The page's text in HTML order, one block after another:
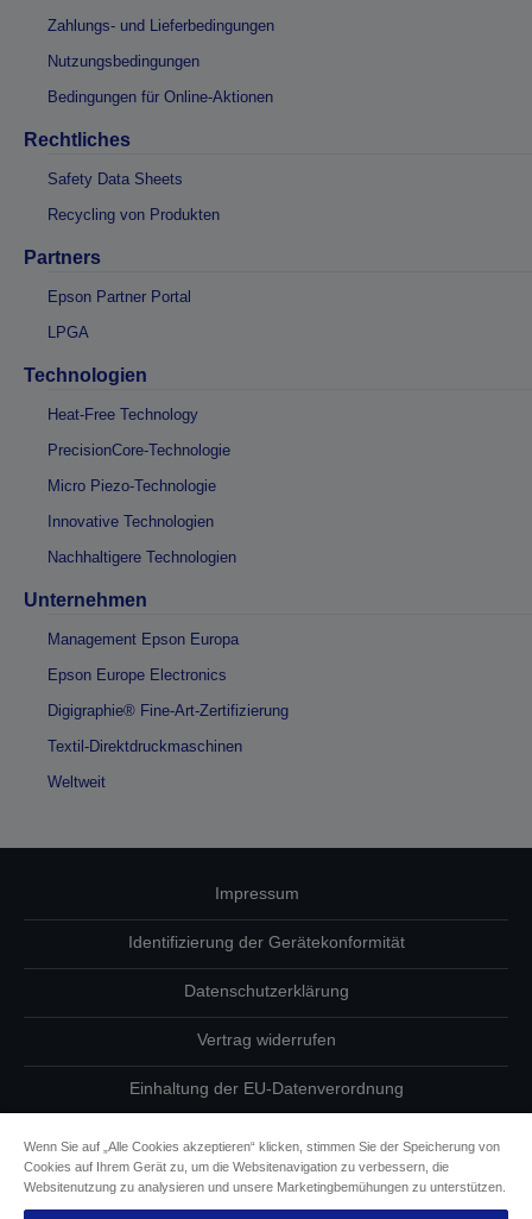
Zahlungs- und Lieferbedingungen
Nutzungsbedingungen
Bedingungen für Online-Aktionen
Rechtliches
Safety Data Sheets
Recycling von Produkten
Partners
Epson Partner Portal
LPGA
Technologien
Heat-Free Technology
PrecisionCore-Technologie
Micro Piezo-Technologie
Innovative Technologien
Nachhaltigere Technologien
Unternehmen
Management Epson Europa
Epson Europe Electronics
Digigraphie® Fine-Art-Zertifizierung
Textil-Direktdruckmaschinen
Weltweit
Impressum
Identifizierung der Gerätekonformität
Datenschutzerklärung
Vertrag widerrufen
Einhaltung der EU-Datenverordnung
Informationen zu Cookies
Wenn Sie auf „Alle Cookies akzeptieren“ klicken, stimmen Sie der Speicherung von
Cookies auf Ihrem Gerät zu, um die Websitenavigation zu verbessern, die
Websitenutzung zu analysieren und unsere Marketingbemühungen zu unterstützen.